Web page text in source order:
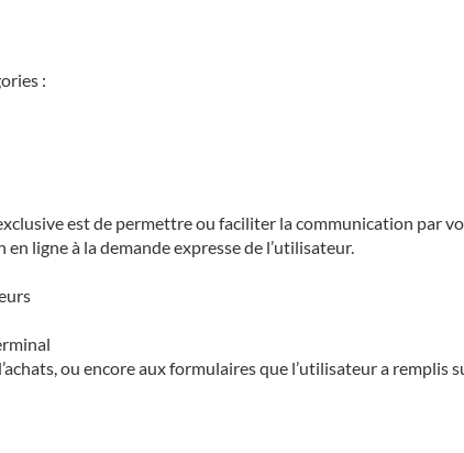
:
est de permettre ou faciliter la communication par
ligne à la demande expresse de l’utilisateur.
ou encore aux formulaires que l’utilisateur a remplis